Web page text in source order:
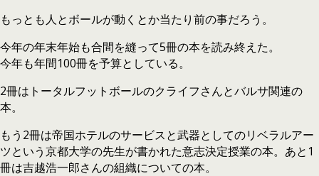
もっとも人とボールが動くとか当たり前の事だろう。
今年の年末年始も合間を縫って5冊の本を読み終えた。
今年も年間100冊を予算としている。
2冊はトータルフットボールのクライフさんとバルサ関連の
本。
もう2冊は帝国ホテルのサービスと武器としてのリベラルアー
ツという京都大学の先生が書かれた意志決定授業の本。あと1
冊は吉越浩一郎さんの組織についての本。